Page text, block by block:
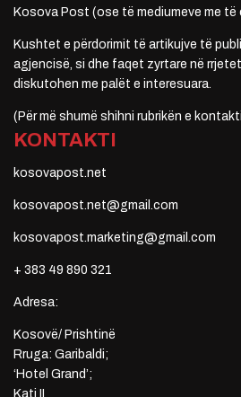
Kosova Post (ose të mediumeve me të
Kushtet e përdorimit të artikujve të
agjencisë, si dhe faqet zyrtare në
diskutohen me palët e interesuara.
(Për më shumë shihni rubrikën e
KONTAKTI
kosovapost.net
kosovapost.net@gmail.com
kosovapost.marketing@gmail.com
+ 383 49 890 321
Adresa:
Kosovë/ Prishtinë
Rruga: Garibaldi;
‘Hotel Grand’;
Kati II